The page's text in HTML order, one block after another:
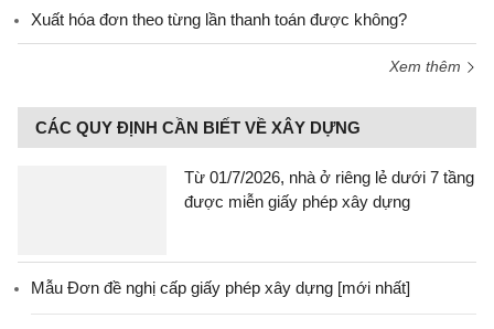
Xuất hóa đơn theo từng lần thanh toán được không?
Xem thêm
CÁC QUY ĐỊNH CẦN BIẾT VỀ XÂY DỰNG
Từ 01/7/2026, nhà ở riêng lẻ dưới 7 tầng
được miễn giấy phép xây dựng
Mẫu Đơn đề nghị cấp giấy phép xây dựng [mới nhất]